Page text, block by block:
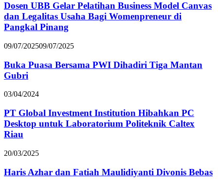
Dosen UBB Gelar Pelatihan Business Model Canvas
dan Legalitas Usaha Bagi Womenpreneur di
Pangkal Pinang
09/07/202509/07/2025
Buka Puasa Bersama PWI Dihadiri Tiga Mantan
Gubri
03/04/2024
PT Global Investment Institution Hibahkan PC
Desktop untuk Laboratorium Politeknik Caltex
Riau
20/03/2025
Haris Azhar dan Fatiah Maulidiyanti Divonis Bebas